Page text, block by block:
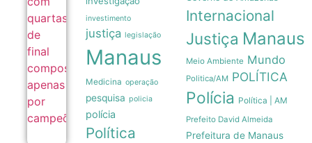
06/08investimento
justiça legislação
Manaus
Medicina operação
pesquisa policia
polícia
Política
Internacional
Justiça Manaus
Meio Ambiente Mundo
Politica/AM POLÍTICA
Polícia Política | AM
Prefeito David Almeida
Prefeitura de Manaus